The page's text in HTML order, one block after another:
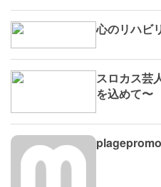
心のリハビ
スロカス芸
を込めて〜